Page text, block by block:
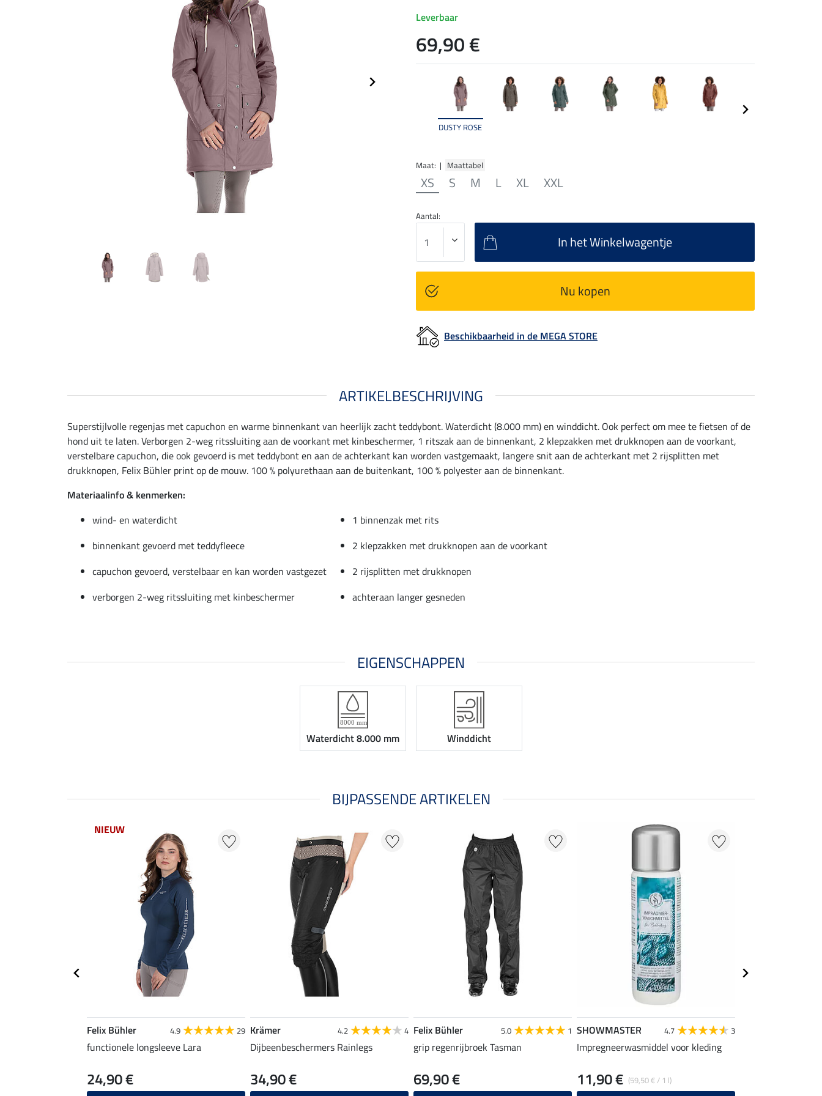
DUSTY ROSE
Maat: | Maattabel
XS S M L XL XXL
Leverbaar
69,90 €
Aantal:
In het Winkelwagentje
Nu kopen
Beschikbaarheid in de MEGA STORE
ARTIKELBESCHRIJVING
Superstijlvolle regenjas met capuchon en warme binnenkant van heerlijk zacht teddybont. Waterdicht (8.000 mm) en winddicht. Ook perfect om mee te fietsen of de
hond uit te laten. Verborgen 2-weg ritssluiting aan de voorkant met kinbeschermer, 1 ritszak aan de binnenkant, 2 klepzakken met drukknopen aan de voorkant,
verstelbare capuchon, die ook gevoerd is met teddybont en aan de achterkant kan worden vastgemaakt, langere snit aan de achterkant met 2 rijsplitten met
drukknopen, Felix Bühler print op de mouw. 100 % polyurethaan aan de buitenkant, 100 % polyester aan de binnenkant.
Materiaalinfo & kenmerken:
wind- en waterdicht
1 binnenzak met rits
binnenkant gevoerd met teddyfleece
2 klepzakken met drukknopen aan de voorkant
capuchon gevoerd, verstelbaar en kan worden vastgezet
2 rijsplitten met drukknopen
verborgen 2-weg ritssluiting met kinbeschermer
achteraan langer gesneden
EIGENSCHAPPEN
Waterdicht 8.000 mm Winddicht
BIJPASSENDE ARTIKELEN
NIEUW
Felix Bühler 4.9 29
functionele longsleeve Lara
24,90 €
Krämer 4.2 4
Dijbeenbeschermers Rainlegs
34,90 €
Felix Bühler 5.0 1
grip regenrijbroek Tasman
69,90 €
SHOWMASTER 4.7 3
Impregneerwasmiddel voor kleding
(59,50 € / 1 l)
11,90 €